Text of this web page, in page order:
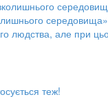
людства, але при